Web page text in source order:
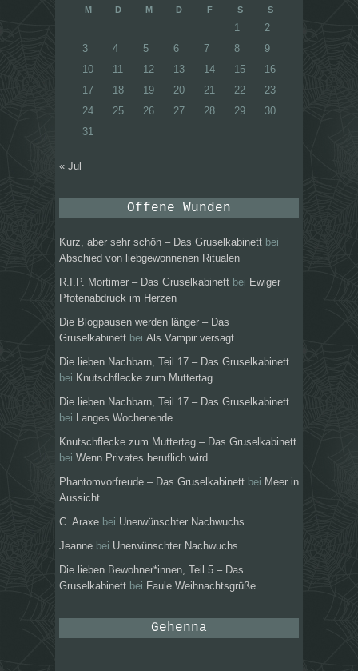
M D M D F S S
1
2
3
4 5 6 7 8
9
10
11 12 13 14 15
16
17
18 19 20 21 22
23
24
25 26 27 28 29
30
31
« Jul
Offene Wunden
Kurz, aber sehr schön – Das Gruselkabinett bei
Abschied von liebgewonnenen Ritualen
R.I.P. Mortimer – Das Gruselkabinett bei Ewiger
Pfotenabdruck im Herzen
Die Blogpausen werden länger – Das
Gruselkabinett bei Als Vampir versagt
Die lieben Nachbarn, Teil 17 – Das Gruselkabinett
bei Knutschflecke zum Muttertag
Die lieben Nachbarn, Teil 17 – Das Gruselkabinett
bei
Langes Wochenende
Knutschflecke zum Muttertag – Das Gruselkabinett
bei Wenn Privates beruflich wird
Phantomvorfreude – Das Gruselkabinett bei Meer in
Aussicht
C. Araxe bei Unerwünschter Nachwuchs
Jeanne bei Unerwünschter Nachwuchs
Die lieben Bewohner*innen, Teil 5 – Das
Gruselkabinett bei Faule Weihnachtsgrüße
Gehenna